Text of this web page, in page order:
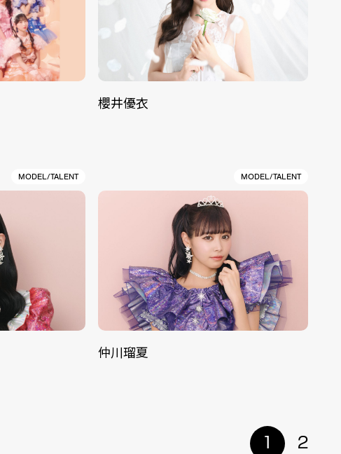
櫻井優衣
MODEL/TALENT MODEL/TALENT
仲川瑠夏
1 2